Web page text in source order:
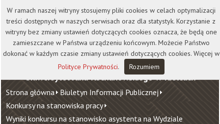
Kontakt Biblioteka
Wydawnictwo
Wirtualna Uczelnia
Uniwersytet Jana Kochanowskiego w Kielcach
Strona główna Biuletyn Informacji Publicznej
Konkursy na stanowiska pracy
Wyniki konkursu na stanowisko asystenta na Wydziale
W ramach naszej witryny stosujemy pliki cookies w celach optymalizacji
treści dostępnych w naszych serwisach oraz dla statystyk. Korzystanie z
witryny bez zmiany ustawień dotyczących cookies oznacza, że będą one
zamieszczane w Państwa urządzeniu końcowym. Możecie Państwo
dokonać w każdym czasie zmiany ustawień dotyczących cookies. Więcej w
Polityce Prywatności. Rozumiem